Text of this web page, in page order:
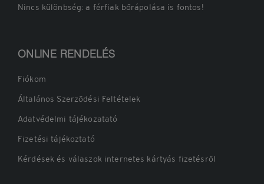
Nincs különbség: a férfiak bőrápolása is fontos!
ONLINE RENDELÉS
Fiókom
Általános Szerződési Feltételek
Adatvédelmi tájékozatató
Fizetési tájékoztató
Kérdések és válaszok internetes kártyás fizetésről